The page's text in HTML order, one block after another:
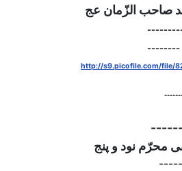
صاحب الزّمان عج
http://s9.picofile.com/file/
محرّم نود و پنج